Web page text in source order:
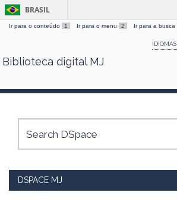
Skip
BRASIL
Ir para o conteúdo 1 Ir para o menu 2 Ir para a busca
IDIOMAS
Biblioteca digital MJ
DSPACE MJ